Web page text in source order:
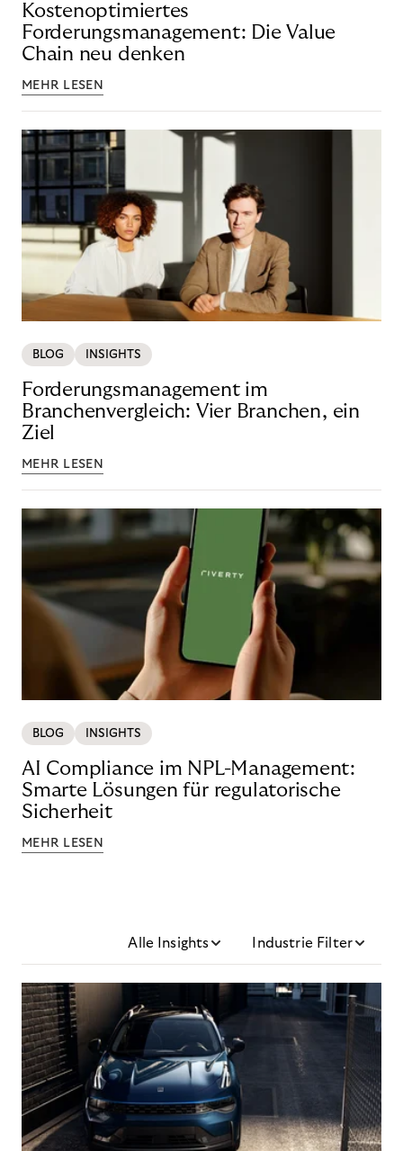
Kostenoptimiertes
Forderungsmanagement: Die Value
Chain neu denken
MEHR LESEN
BLOG INSIGHTS
Forderungsmanagement im
Branchenvergleich: Vier Branchen, ein
Ziel
MEHR LESEN
BLOG INSIGHTS
AI Compliance im NPL-Management:
Smarte Lösungen für regulatorische
Sicherheit
MEHR LESEN
Alle Insights Industrie Filter